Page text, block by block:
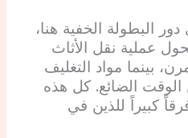
البطولة الخفية هنا،
عملية نقل الأثاث
بينما مواد التغليف
الضائع. كل هذه
كبيراً للذين في